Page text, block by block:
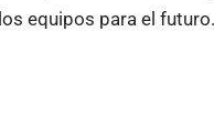
equipos para el